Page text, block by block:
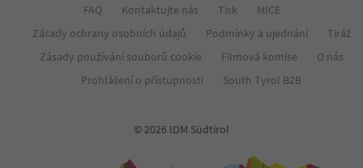
FAQ Kontaktujte nás Tisk
MICE
Zásady ochrany osobních údajů
Podmínky a ujednání
Tiráž
Zásady používání souborů cookie
Filmová komise
O nás
Prohlášení o přístupnosti
South Tyrol B2B
© 2026 IDM Südtirol